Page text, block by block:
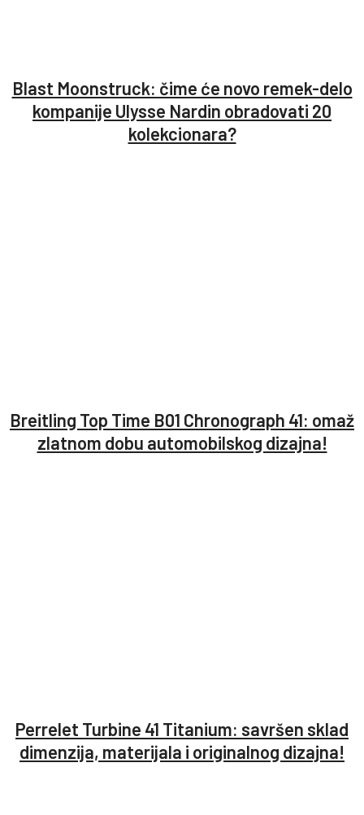
Blast Moonstruck: čime će novo remek-delo
kompanije Ulysse Nardin obradovati 20
kolekcionara?
Breitling Top Time B01 Chronograph 41: omaž
zlatnom dobu automobilskog dizajna!
Perrelet Turbine 41 Titanium: savršen sklad
dimenzija, materijala i originalnog dizajna!